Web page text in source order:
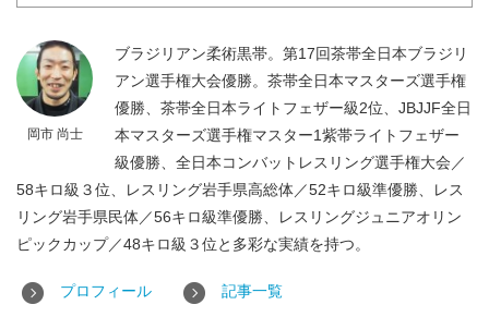
岡市 尚士
ブラジリアン柔術黒帯。第17回茶帯全日本ブラジリ
アン選手権大会優勝。茶帯全日本マスターズ選手権
優勝、茶帯全日本ライトフェザー級2位、JBJJF全日
本マスターズ選手権マスター1紫帯ライトフェザー
級優勝、全日本コンバットレスリング選手権大会／
58キロ級３位、レスリング岩手県高総体／52キロ級準優勝、レス
リング岩手県民体／56キロ級準優勝、レスリングジュニアオリン
ピックカップ／48キロ級３位と多彩な実績を持つ。
プロフィール 記事一覧